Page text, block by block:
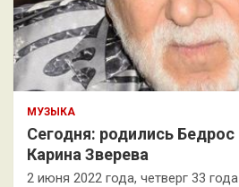
МУЗЫКА
Сегодня: родились Бедрос
Карина Зверева
2 июня 2022 года, четверг 33